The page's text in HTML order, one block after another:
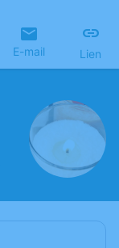
E-mail Lien